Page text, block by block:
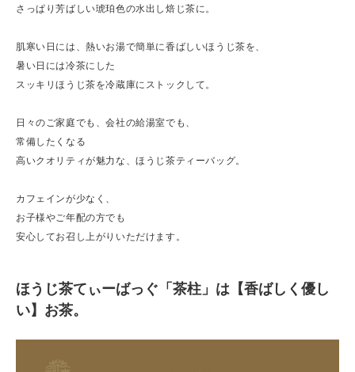
さっぱり芳ばしい琥珀色の水出し焙じ茶に。
肌寒い日には、熱いお湯で簡単に香ばしいほうじ茶を、
暑い日には冷茶にした
スッキリほうじ茶を冷蔵庫にストックして。
日々のご家庭でも、会社の給湯室でも、
常備したくなる
高いクオリティが魅力な、ほうじ茶ティーバッグ。
カフェインが少なく、
お子様やご年配の方でも
安心してお召し上がりいただけます。
ほうじ茶てぃーばっぐ「茶柱」は【香ばしく優し
い】お茶。